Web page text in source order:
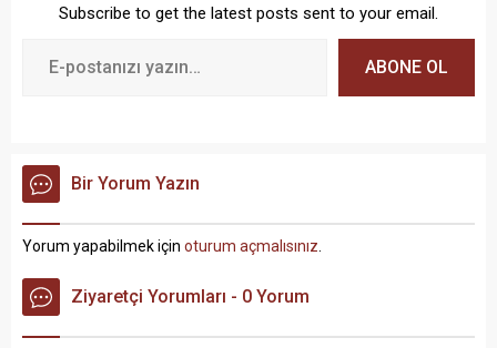
Subscribe to get the latest posts sent to your email.
ABONE OL
Bir Yorum Yazın
Yorum yapabilmek için oturum açmalısınız
Ziyaretçi Yorumları - 0 Yorum